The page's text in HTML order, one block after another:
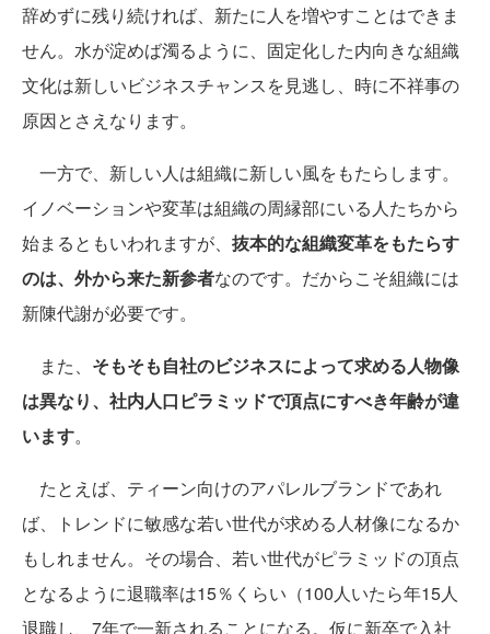
辞めずに残り続ければ、新たに人を増やすことはできま
せん。水が淀めば濁るように、固定化した内向きな組織
文化は新しいビジネスチャンスを見逃し、時に不祥事の
原因とさえなります。
一方で、新しい人は組織に新しい風をもたらします。
イノベーションや変革は組織の周縁部にいる人たちから
始まるともいわれますが、 抜本的な組織変革をもたらす
のは、外から来た新参者なのです。だからこそ組織には
新陳代謝が必要です。
また、 そもそも自社のビジネスによって求める人物像
は異なり、社内人口ピラミッドで頂点にすべき年齢が違
います。
たとえば、ティーン向けのアパレルブランドであれ
ば、トレンドに敏感な若い世代が求める人材像になるか
もしれません。その場合、若い世代がピラミッドの頂点
となるように退職率は15％くらい（100人いたら年15人
退職し、7年で一新されることになる。仮に新卒で入社